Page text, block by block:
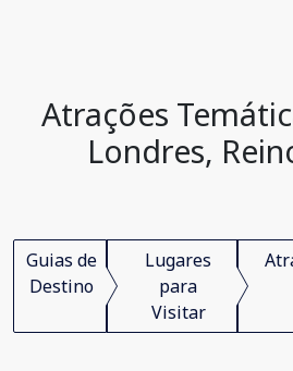
Atrações
Londres,
Guias de
Destino
Lugares
para
Visitar